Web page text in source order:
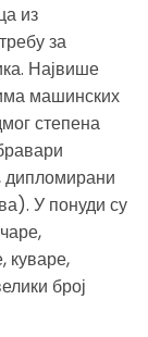
из
за
Највише
машинских
степена
У понуди су
куваре,
број